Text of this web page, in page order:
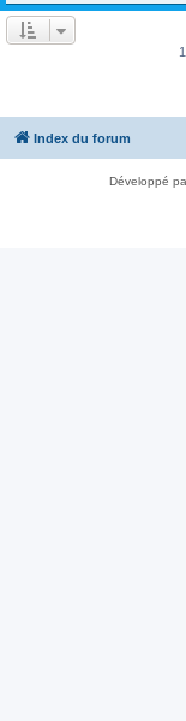
Index du forum
Développé